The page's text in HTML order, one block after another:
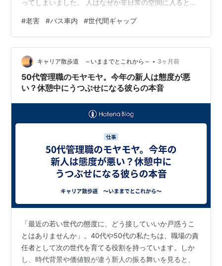
ってしまいました。 人はなぜか非日常の空間に入るとつ
人的な場所ではなくて バスの中、つまり公共の場所なの
にそれが分かっていないみたいです。 これもまた老害と
言う現象なのでしょう。 老害と言うと一般的には男性が
何かと若い人に迷惑なことをしでかす ことを言うと思う
のですが、これは女性も同じ。 私の近隣の地域ではあま
り路線バスの中で若い人を…
#老害 #バス車内 #世代間ギャップ
キャリア散歩道 ～いままでとこれから～ • 3ヶ月前
50代管理職のモヤモヤ。今年の新人は態度が悪
い？休憩中にうつぶせになる彼らの本音
「最近の若い世代の態度に、どう接していいか戸惑うこ
とはありませんか」。40代や50代の私たちは、職場の責
任者として次の世代を育てる役割を持っています。しか
し、時代背景や価値観が違う新人の振る舞いを見ると、